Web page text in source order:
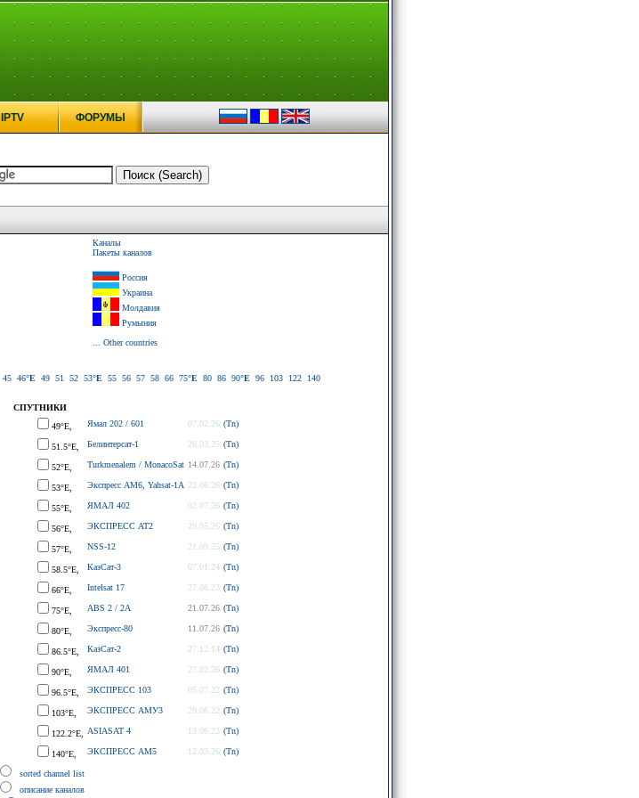
IPTV ФОРУМЫ
Каналы
Пакеты каналов
Россия
Украина
Молдавия
Румыния
... Other countries
45 46°E 49 51 52 53°E 55 56 57 58 66 75°E 80 86 90°E 96 103 122 140
СПУТНИКИ
49°E, Ямал 202 / 601 07.02.26 (Tn)
51.5°E, Белинтерсат-1 28.03.25 (Tn)
52°E, Turkmenalem / MonacoSat 14.07.26 (Tn)
53°E, Экспресс AM6, Yahsat-1A 22.06.26 (Tn)
55°E, ЯМАЛ 402 02.07.26 (Tn)
56°E, ЭКСПРЕСС АТ2 29.05.26 (Tn)
57°E, NSS-12 21.09.25 (Tn)
58.5°E, КазСат-3 07.01.24 (Tn)
66°E, Intelsat 17 27.08.23 (Tn)
75°E, ABS 2 / 2A 21.07.26 (Tn)
80°E, Экспресс-80 11.07.26 (Tn)
86.5°E, КазСат-2 27.12.14 (Tn)
90°E, ЯМАЛ 401 27.02.26 (Tn)
96.5°E, ЭКСПРЕСС 103 05.07.22 (Tn)
103°E, ЭКСПРЕСС АМУ3 29.06.22 (Tn)
122.2°E, ASIASAT 4 19.06.22 (Tn)
140°E, ЭКСПРЕСС AM5 12.03.26 (Tn)
sorted channel list
описание каналов